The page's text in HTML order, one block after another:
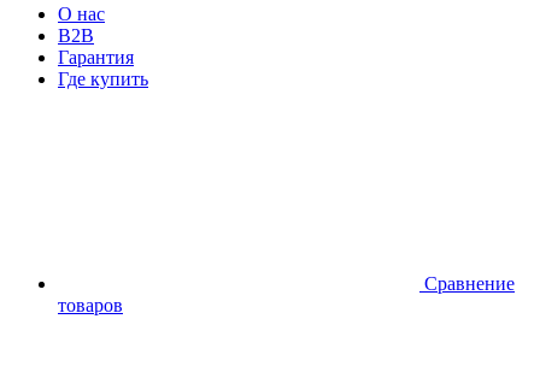
О нас
B2B
Гарантия
Где купить
Сравнение
товаров